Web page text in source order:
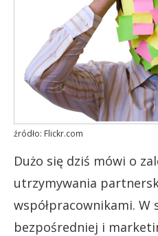
źródło: Flickr.com
Dużo się dziś mówi o
utrzymywania
współpracownikami. W
bezpośredniej i